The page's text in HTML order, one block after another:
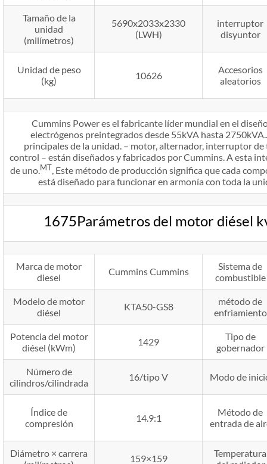
Tamaño de la
unidad
(milímetros)
5690x2033x2330
(LWH)
interruptor
disyuntor
Unidad de peso
(kg)
10626
Accesorios
aleatorios
Cummins Power es el fabricante líder mundial en el
electrógenos preintegrados desde 55kVA hasta
principales de la unidad. – motor, alternador, interruptor de
control – están diseñados y fabricados por Cummins. A esta
de uno.MT, Este método de producción significa que cada
está diseñado para funcionar en armonía con toda la
1675Parámetros del motor diésel
Marca de motor
diesel
Cummins Cummins
Sistema de
combustible
Modelo de motor
diésel
KTA50-GS8
método de
enfriamiento
Potencia del motor
diésel (kWm)
1429
Tipo de
gobernador
Número de
cilindros/cilindrada
16/tipo V Modo de
Índice de
compresión
14.9:1
Método de
entrada de
Diámetro × carrera
159×159
Temperatura